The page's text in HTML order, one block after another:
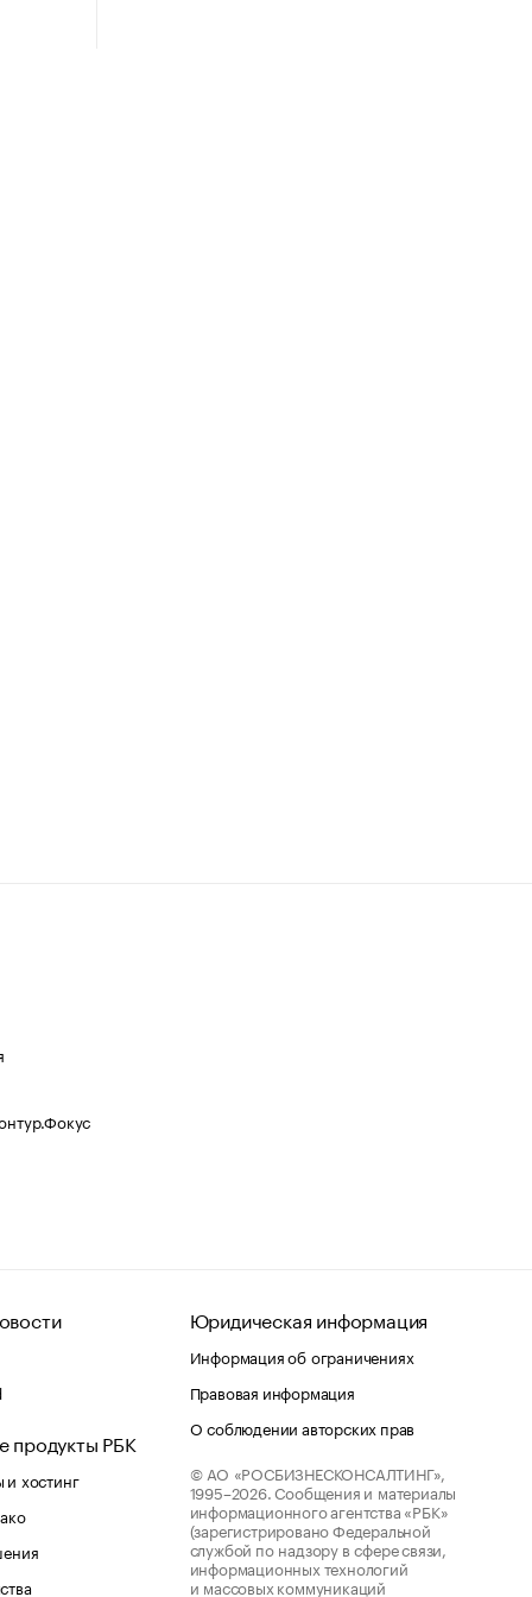
продукты РБК
хостинг
Юридическая информация
Информация об ограничениях
Правовая информация
О соблюдении авторских прав
© АО «РОСБИЗНЕСКОНСАЛТИНГ»,
1995–2026. Сообщения и материалы
информационного агентства «РБК»
(зарегистрировано Федеральной
службой по надзору в сфере связи,
информационных технологий
и массовых коммуникаций